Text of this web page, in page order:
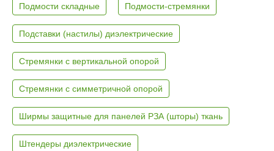
Подмости складные Подмости-стремянки
Подставки (настилы) диэлектрические
Стремянки с вертикальной опорой
Стремянки с симметричной опорой
Ширмы защитные для панелей РЗА (шторы) ткань
Штендеры диэлектрические